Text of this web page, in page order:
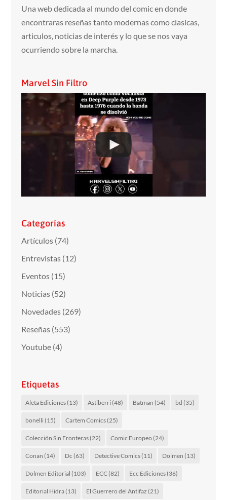
Una web dedicada al mundo del comic en donde
encontraras reseñas tanto modernas como clasicas,
articulos, noticias de interés y lo que se nos vaya
ocurriendo sobre la marcha.
Marvel Sin Filtro
Categorías
Artículos (74)
Entrevistas (12)
Eventos (15)
Noticias (52)
Novedades (269)
Reseñas (553)
Youtube (4)
Etiquetas
Aleta Ediciones(13) Astiberri(48) Batman (54) bd (35)
bonelli(15) Cartem Comics(25)
Colección Sin Fronteras(22) Comic Europeo (24)
Conan (14) Dc (63) Detective Comics(11) Dolmen (13)
Dolmen Editorial (103) ECC(82) Ecc Ediciones(36)
Editorial Hidra(13) El Guerrero del Antifaz (21)